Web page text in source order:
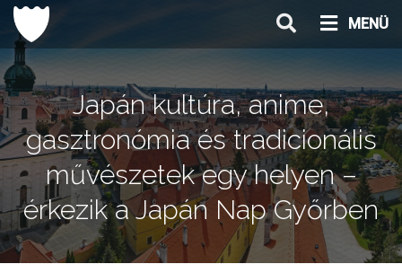
Ugrás
tartalomhoz
MENÜ
Japán kultúra, anime,
gasztronómia és tradicionális
művészetek egy helyen –
érkezik a Japán Nap Győrben